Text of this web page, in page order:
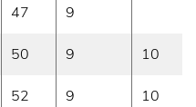
47 9
50 9 10
52 9 10